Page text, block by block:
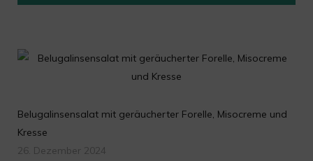
Belugalinsensalat mit geräucherter Forelle, Misocreme und
Kresse
26. Dezember 2024